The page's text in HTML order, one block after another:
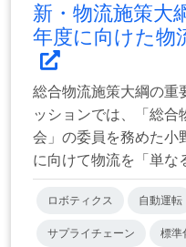
新・物流施策大
年度に向けた物
総合物流施策大綱の重
ッションでは、「総合
会」の委員を務めた小
に向けて物流を「単な
ロボティクス 自動運転
サプライチェーン 標準